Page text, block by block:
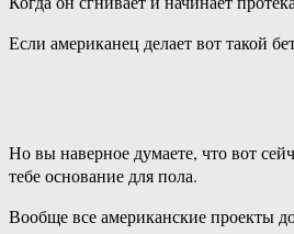
Если американец делает вот такой
Но вы наверное думаете, что вот
тебе основание для пола.
Вообще все американские проекты